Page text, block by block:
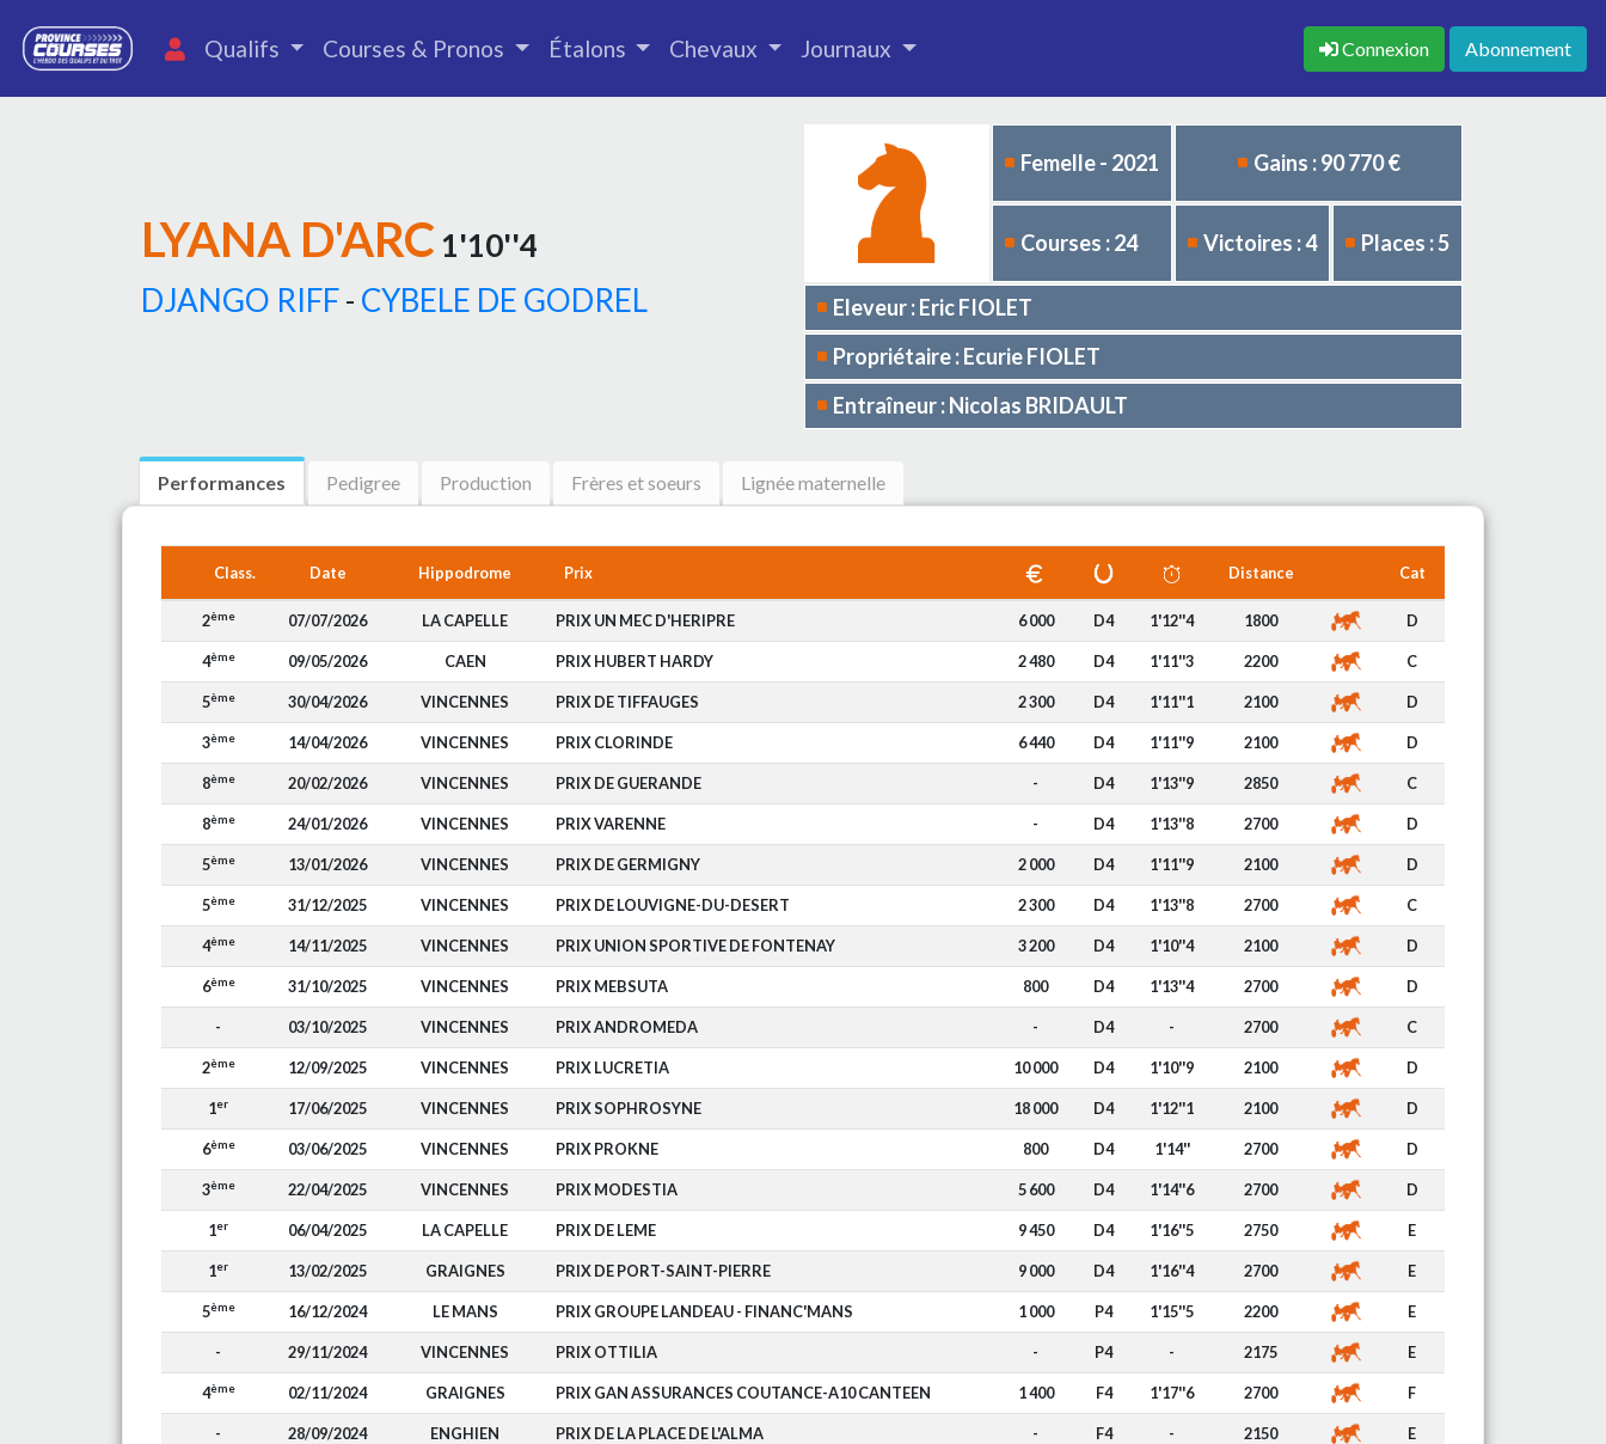
Qualifs Courses & Pronos Étalons Chevaux Journaux Connexion Abonnement
LYANA D'ARC 1'10''4
DJANGO RIFF- CYBELE DE GODREL
Femelle - 2021 Gains : 90 770 €
Courses : 24 Victoires : 4 Places : 5
Eleveur : Eric FIOLET
Propriétaire : Ecurie FIOLET
Entraîneur : Nicolas BRIDAULT
Performances Pedigree Production Frères et soeurs Lignée maternelle
Class. Date Hippodrome Prix Distance Cat
2ème 07/07/2026 LA CAPELLE PRIX UN MEC D'HERIPRE 6 000 D4 1'12''4 1800 D
4ème 09/05/2026 CAEN PRIX HUBERT HARDY 2 480 D4 1'11''3 2200 C
5ème 30/04/2026 VINCENNES PRIX DE TIFFAUGES 2 300 D4 1'11''1 2100 D
3ème 14/04/2026 VINCENNES PRIX CLORINDE 6 440 D4 1'11''9 2100 D
8ème 20/02/2026 VINCENNES PRIX DE GUERANDE - D4 1'13''9 2850 C
8ème 24/01/2026 VINCENNES PRIX VARENNE - D4 1'13''8 2700 D
5ème 13/01/2026 VINCENNES PRIX DE GERMIGNY 2 000 D4 1'11''9 2100 D
5ème 31/12/2025 VINCENNES PRIX DE LOUVIGNE-DU-DESERT 2 300 D4 1'13''8 2700 C
4ème 14/11/2025 VINCENNES PRIX UNION SPORTIVE DE FONTENAY 3 200 D4 1'10''4 2100 D
6ème 31/10/2025 VINCENNES PRIX MEBSUTA 800 D4 1'13''4 2700 D
- 03/10/2025 VINCENNES PRIX ANDROMEDA - D4 - 2700 C
2ème 12/09/2025 VINCENNES PRIX LUCRETIA 10 000 D4 1'10''9 2100 D
1er 17/06/2025 VINCENNES PRIX SOPHROSYNE 18 000 D4 1'12''1 2100 D
6ème 03/06/2025 VINCENNES PRIX PROKNE 800 D4 1'14'' 2700 D
3ème 22/04/2025 VINCENNES PRIX MODESTIA 5 600 D4 1'14''6 2700 D
1er 06/04/2025 LA CAPELLE PRIX DE LEME 9 450 D4 1'16''5 2750 E
1er 13/02/2025 GRAIGNES PRIX DE PORT-SAINT-PIERRE 9 000 D4 1'16''4 2700 E
5ème 16/12/2024 LE MANS PRIX GROUPE LANDEAU - FINANC'MANS 1 000 P4 1'15''5 2200 E
- 29/11/2024 VINCENNES PRIX OTTILIA - P4 - 2175 E
4ème 02/11/2024 GRAIGNES PRIX GAN ASSURANCES COUTANCE-A10 CANTEEN 1 400 F4 1'17''6 2700 F
- 28/09/2024 ENGHIEN PRIX DE LA PLACE DE L'ALMA - F4 - 2150 E